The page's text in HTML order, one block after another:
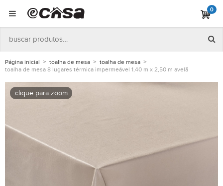
0
Página inicial toalha de mesa
toalha de mesa
toalha de mesa 8 lugares térmica impermeável 1,40 m x 2,50 m avelã
clique para zoom